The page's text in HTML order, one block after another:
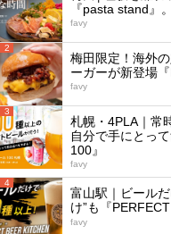
『pasta stand』
favy
2
梅田限定！海外
ーガーが新登場『
favy
3
札幌・4PLA｜常
自分で手にとっ
100』
favy
4
富山駅｜ビール
け”も『
favy